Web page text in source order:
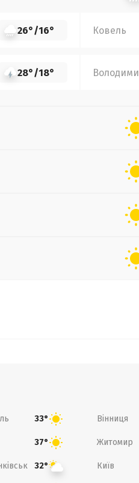
26°/16° Ковель
28°/18°
33° Вінниця
37° Житомир
32° Київ